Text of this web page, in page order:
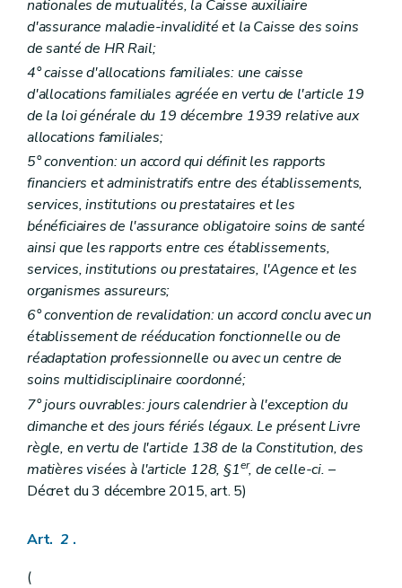
Art.21/1
Section5
Dispositions communes aux Branches « Bien-être et Santé », « Handicap » et « Familles »
Art.22
Art.22/1
Art.22/2
Art. 22/3
Art.23
Art.24
Art.25
Art. 25/1
Art.25/2
Art.25/3
Art.25/4
Chapitre3
Gestion journalière
Art.
Art.26/1
Art.26/2
Art. 26/3
Art.
26/4
Art.26/5
Art.26/6
TitreIII
Personnel
Art. 27
Art.27/1
TitreIV
Ressources, budget, comptabilité et comptes
Art.28
Art.28/1
Art.
28/2
Art.28/3
nationales de mutualités, la Caisse auxiliaire
d'assurance maladie-invalidité et la Caisse des soins
de santé de HR Rail;
4° caisse d'allocations familiales: une caisse
d'allocations familiales agréée en vertu de l'article 19
de la loi générale du 19 décembre 1939 relative aux
allocations familiales;
5° convention: un accord qui définit les rapports
financiers et administratifs entre des établissements,
services, institutions ou prestataires et les
bénéficiaires de l'assurance obligatoire soins de santé
ainsi que les rapports entre ces établissements,
services, institutions ou prestataires, l'Agence et les
organismes assureurs;
6° convention de revalidation: un accord conclu avec un
établissement de rééducation fonctionnelle ou de
réadaptation professionnelle ou avec un centre de
soins multidisciplinaire coordonné;
7° jours ouvrables: jours calendrier à l'exception du
dimanche et des jours fériés légaux. Le présent Livre
règle, en vertu de l'article 138 de la Constitution, des
matières visées à l'article 128, §1er, de celle-ci. –
Décret du 3 décembre 2015, art. 5)
Art. 2 .
(